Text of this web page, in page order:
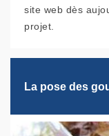
site web dès
projet.
La pose des